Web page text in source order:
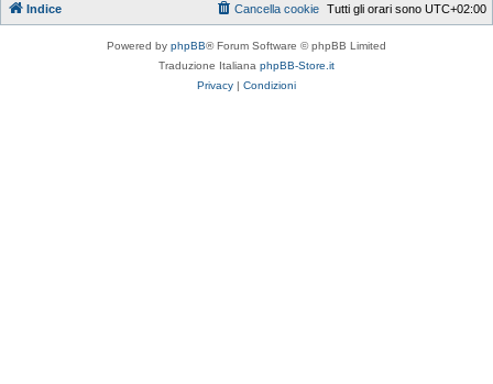
Indice Tutti gli orari sono UTC+02:00
Cancella cookie
Powered by phpBB® Forum Software © phpBB Limited
Traduzione Italiana phpBB-Store.it
Privacy | Condizioni